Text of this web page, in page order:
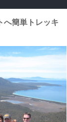
へ簡単トレッキ